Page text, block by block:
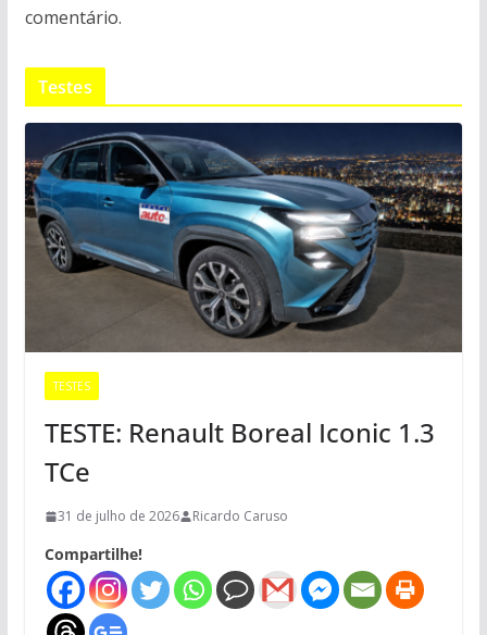
comentário.
Testes
TESTES
TESTE: Renault Boreal Iconic 1.3
TCe
31 de julho de 2026 Ricardo Caruso
Compartilhe!